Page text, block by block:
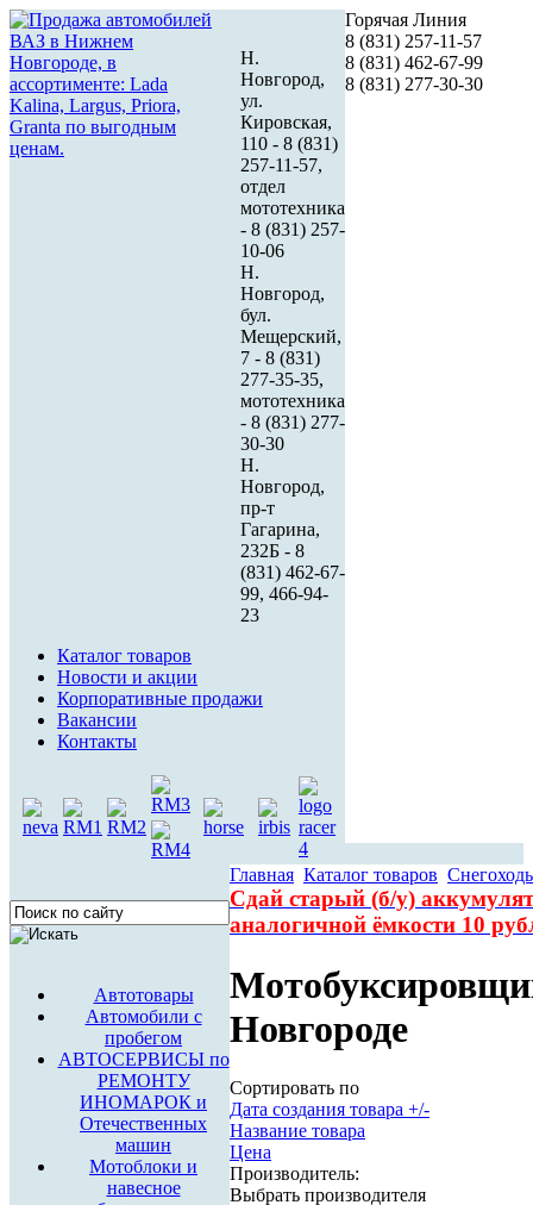
Н.
Новгород,
ул.
Кировская,
110 - 8 (831)
257-11-57,
отдел
мототехника
- 8 (831) 257-
10-06
Н.
Новгород,
бул.
Мещерский,
7 - 8 (831)
277-35-35,
мототехника
- 8 (831) 277-
30-30
Н.
Новгород,
пр-т
Гагарина,
232Б - 8
(831) 462-67-
99, 466-94-
23
Каталог товаров
Новости и акции
Корпоративные продажи
Вакансии
Контакты
Горячая Линия
8 (831) 257-11-57
8 (831) 462-67-99
8 (831) 277-30-30
Автотовары
Автомобили с
пробегом
АВТОСЕРВИСЫ по
РЕМОНТУ
ИНОМАРОК и
Отечественных
машин
Мотоблоки и
навесное
Главная Каталог товаров
Сдай старый (б/у)
аналогичной ёмкости 10
Новгороде
Сортировать по
Дата создания товара +/-
Название товара
Цена
Производитель:
Выбрать производителя